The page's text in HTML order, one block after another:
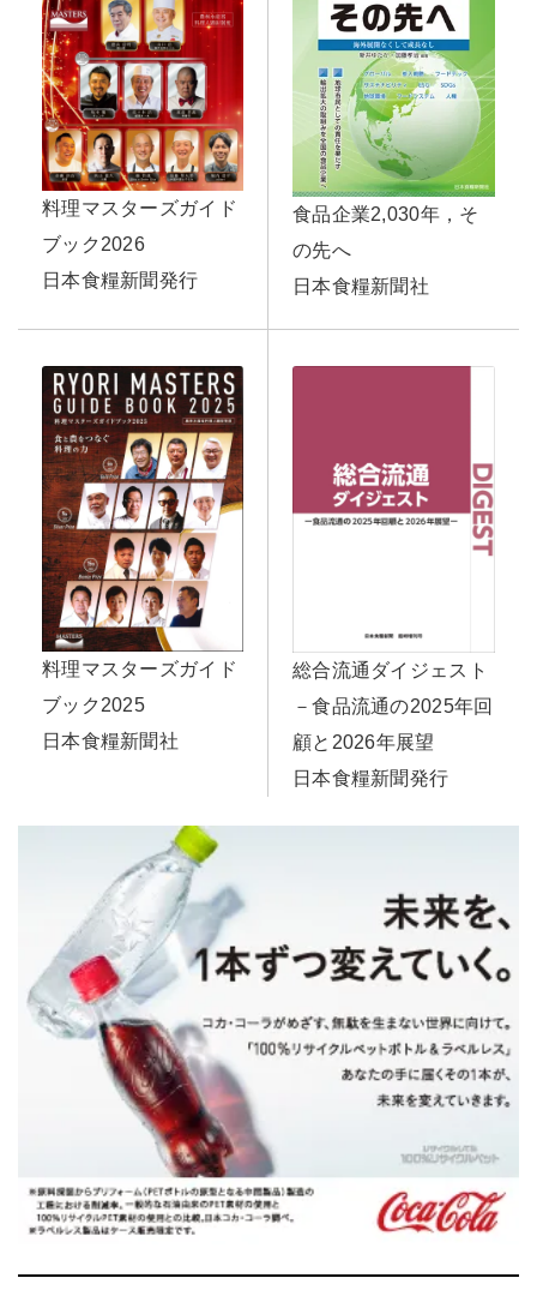
料理マスターズガイド
ブック2026
日本食糧新聞発行
食品企業2,030年，そ
の先へ
日本食糧新聞社
料理マスターズガイド
ブック2025
日本食糧新聞社
総合流通ダイジェスト
－食品流通の2025年回
顧と2026年展望
日本食糧新聞発行